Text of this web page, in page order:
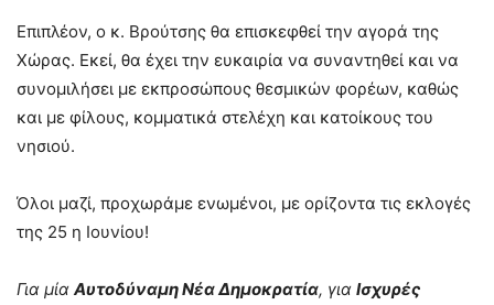
Επιπλέον, ο κ. Βρούτσης θα επισκεφθεί την αγορά της
Χώρας. Εκεί, θα έχει την ευκαιρία να συναντηθεί και να
συνομιλήσει με εκπροσώπους θεσμικών φορέων, καθώς
και με φίλους, κομματικά στελέχη και κατοίκους του
νησιού.
Όλοι μαζί, προχωράμε ενωμένοι, με ορίζοντα τις εκλογές
της 25 η Ιουνίου!
Για μία Αυτοδύναμη Νέα Δημοκρατία, για Ισχυρές